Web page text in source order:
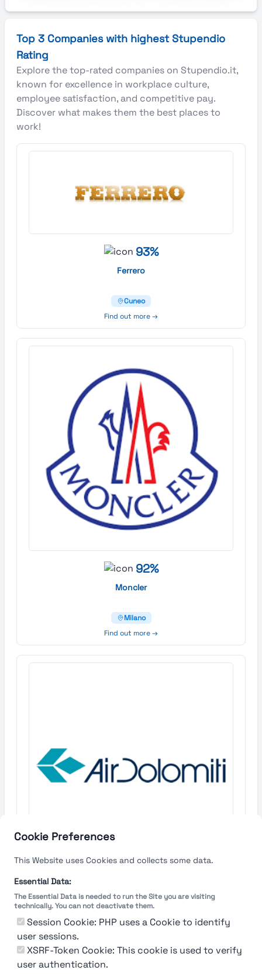
Cookie Preferences
This Website uses Cookies and collects some data.
Essential Data:
The Essential Data is needed to run the Site you are visiting
technically. You can not deactivate them.
Session Cookie: PHP uses a Cookie to identify
user sessions.
XSRF-Token Cookie: This cookie is used to verify
user authentication.
Top 3 Companies with highest Stupendio
Rating
Explore the top-rated companies on Stupendio.it,
known for excellence in workplace culture,
employee satisfaction, and competitive pay.
Discover what makes them the best places to
work!
93%
Ferrero
Cuneo
Find out more →
92%
Moncler
Milano
Find out more →
AirDolomiti
Find out more →